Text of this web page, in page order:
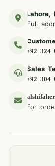
Lahore,
Full
+92 324
Sales
+92 304
For